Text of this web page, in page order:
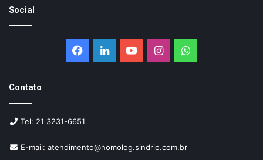
Social
Facebook
LinkedinYouTubeInstagramWhatsApp
Contato
Tel: 21 3231-6651
E-mail: atendimento@homolog.sindrio.com.br